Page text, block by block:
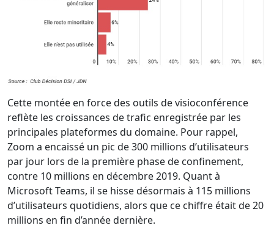
Cette montée en force des outils de visioconférence
reflète les croissances de trafic enregistrée par les
principales plateformes du domaine. Pour rappel,
Zoom a encaissé un pic de 300 millions d’utilisateurs
par jour lors de la première phase de confinement,
contre 10 millions en décembre 2019. Quant à
Microsoft Teams, il se hisse désormais à 115 millions
d’utilisateurs quotidiens, alors que ce chiffre était de 20
millions en fin d’année dernière.